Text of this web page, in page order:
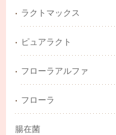
ラクトマックス
ピュアラクト
フローラアルファ
フローラ
腸在菌